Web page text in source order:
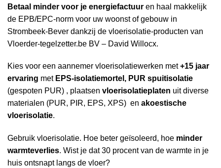
Betaal minder voor je energiefactuur en haal makkelijk
de EPB/EPC-norm voor uw woonst of gebouw in
Strombeek-Bever dankzij de vloerisolatie-producten van
Vloerder-tegelzetter.be BV – David Willocx.
Kies voor een aannemer vloerisolatiewerken met+15 jaar
ervaring met EPS-isolatiemortel, PUR spuitisolatie
(gespoten PUR) , plaatsen vloerisolatieplaten uit diverse
materialen (PUR, PIR, EPS, XPS) en akoestische
vloerisolatie.
Gebruik vloerisolatie. Hoe beter geïsoleerd, hoe minder
warmteverlies. Wist je dat 30 procent van de warmte in je
huis ontsnapt langs de vloer?